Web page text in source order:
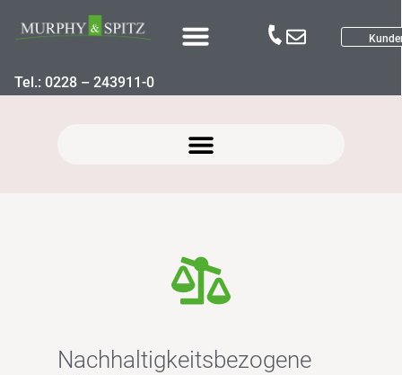
Tel.: 0228 – 243911-0
Nachhaltigkeitsbezogene